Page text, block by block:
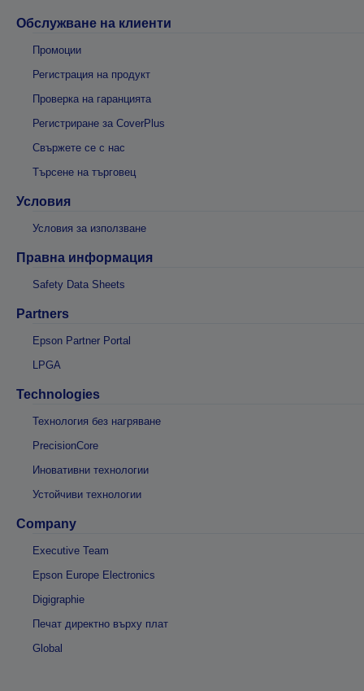
Обслужване на клиенти
Промоции
Регистрация на продукт
Проверка на гаранцията
Регистриране за CoverPlus
Свържете се с нас
Търсене на търговец
Условия
Условия за използване
Правна информация
Safety Data Sheets
Partners
Epson Partner Portal
LPGA
Technologies
Технология без нагряване
PrecisionCore
Иновативни технологии
Устойчиви технологии
Company
Executive Team
Epson Europe Electronics
Digigraphie
Печат директно върху плат
Global